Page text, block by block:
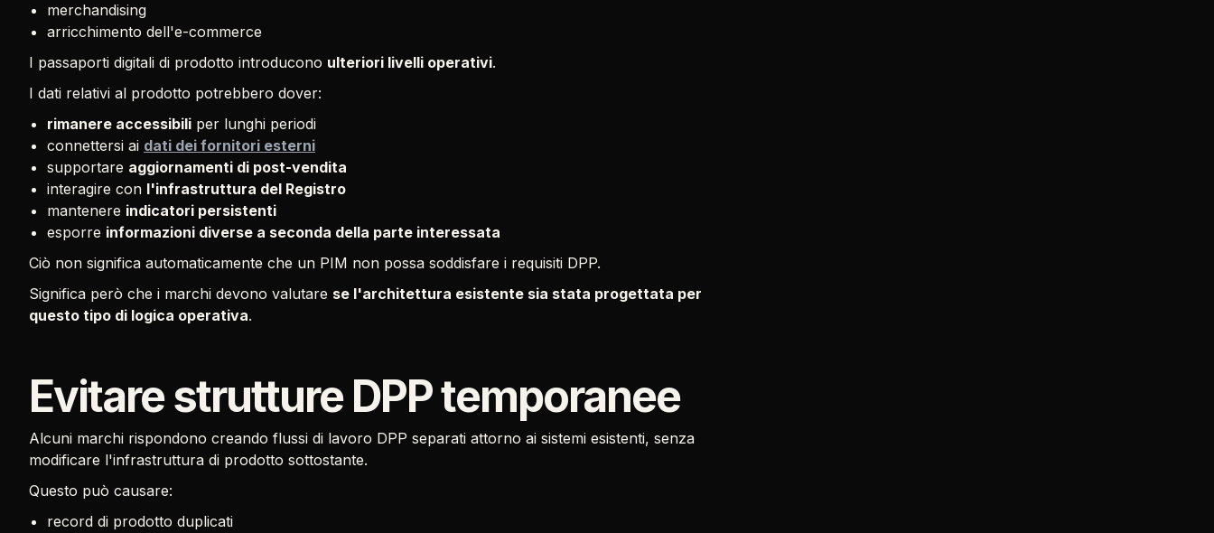
merchandising
arricchimento dell'e-commerce
I passaporti digitali di prodotto introducono ulteriori livelli operativi.
I dati relativi al prodotto potrebbero dover:
rimanere accessibili per lunghi periodi
connettersi ai dati dei fornitori esterni
supportare aggiornamenti di post-vendita
interagire con l'infrastruttura del Registro
mantenere indicatori persistenti
esporre informazioni diverse a seconda della parte interessata
Ciò non significa automaticamente che un PIM non possa soddisfare i requisiti DPP.
Significa però che i marchi devono valutare se l'architettura esistente sia stata progettata per
questo tipo di logica operativa.
Evitare strutture DPP temporanee
Alcuni marchi rispondono creando flussi di lavoro DPP separati attorno ai sistemi esistenti, senza
modificare l'infrastruttura di prodotto sottostante.
Questo può causare:
record di prodotto duplicati